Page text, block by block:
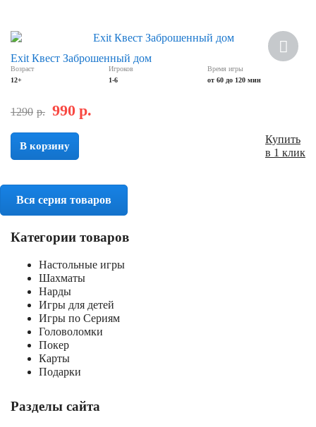
Exit Квест Заброшенный дом
Возраст
12+
Игроков
1-6
Время игры
от 60 до 120 мин
1290 р. 990 р.
В корзину
Купить
в 1 клик
Вся серия товаров
Категории товаров
Настольные игры
Шахматы
Нарды
Игры для детей
Игры по Сериям
Головоломки
Покер
Карты
Подарки
Разделы сайта